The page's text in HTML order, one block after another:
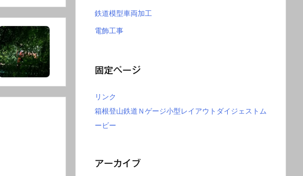
鉄道模型車両加工
電飾工事
固定ページ
リンク
箱根登山鉄道Ｎゲージ小型レイアウトダイジェストム
ービー
アーカイブ